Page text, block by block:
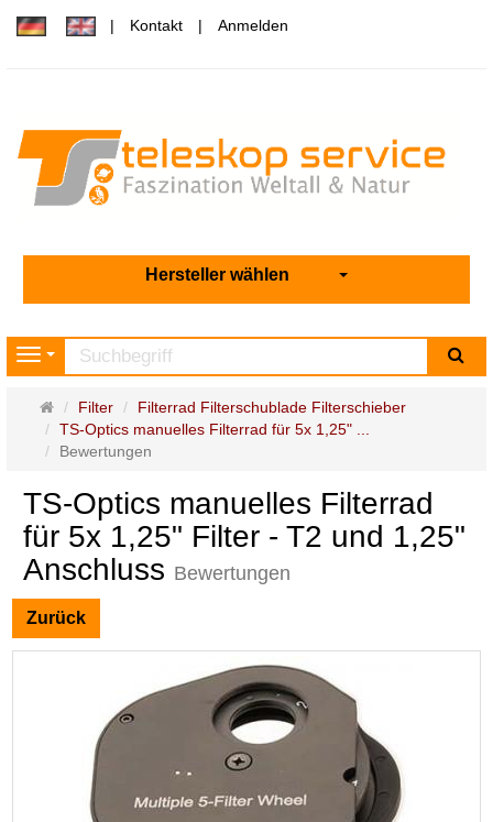
Kontakt Anmelden
Hersteller wählen
Navigation
Startseite
Filter
Filterrad Filterschublade Filterschieber
TS-Optics manuelles Filterrad für 5x 1,25" ...
Bewertungen
TS-Optics manuelles Filterrad
für 5x 1,25" Filter - T2 und 1,25"
Anschluss Bewertungen
Zurück